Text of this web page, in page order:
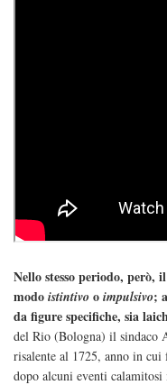
Nello stesso periodo, però,
modo istintivo o impulsivo;
da figure specifiche, sia
del Rio (Bologna) il sindaco
risalente al 1725, anno in cui
dopo alcuni eventi